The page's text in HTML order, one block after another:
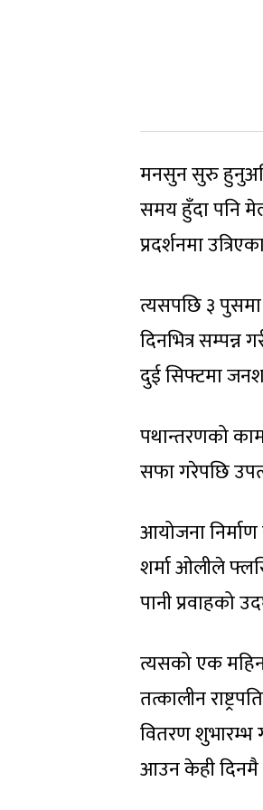
मनसुन सुरु
समय हुँदा पनि
प्रदर्शनमा
त्यसपछि ३
दिनभित्र
दुई सिफ्टमा
पथान्तरणको
सफा गरेपछि
आयोजना
शर्मा ओलीले
पानी प्रवाहको
त्यसको एक
तत्कालीन
वितरण शुभारम्भ
आउन केही दिनमै